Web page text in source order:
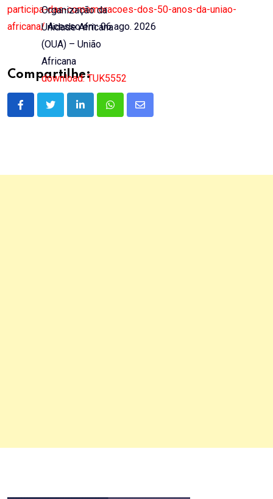
Organização da
Unidade Africana
(OUA) – União
Africana
download: TUK5552
participa-das-comemoracoes-dos-50-anos-da-uniao-
africana/Acesso em: 06 ago. 2026
Compartilhe:
LinkedInWhatsappShare